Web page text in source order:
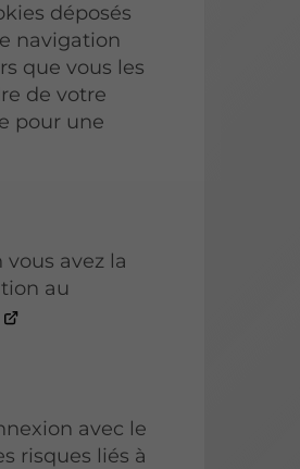
déposés
navigation
que vous les
de votre
pour une
avez la
au
avec le
risques liés à